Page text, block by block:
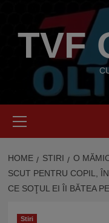
contentTVF
Menu
HOME STIRI
O
SCUT PENTRU COPIL,
CE SOŢUL EI ÎI BĂTEA
Stiri